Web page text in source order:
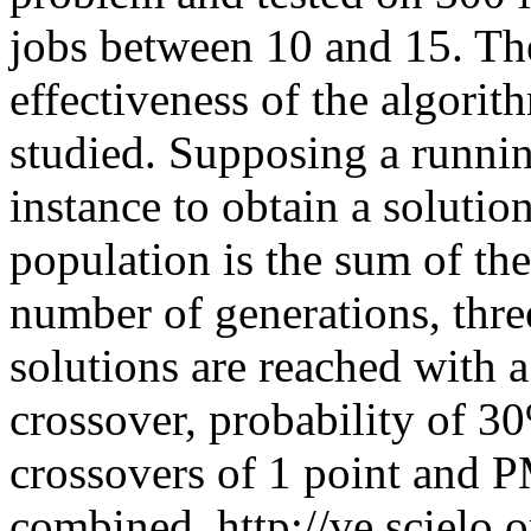
jobs between 10 and 15.
effectiveness of the
studied. Supposing a
instance to obtain a
population is the sum of
number of generations,
solutions are reached with
crossover, probability of
crossovers of 1 point and